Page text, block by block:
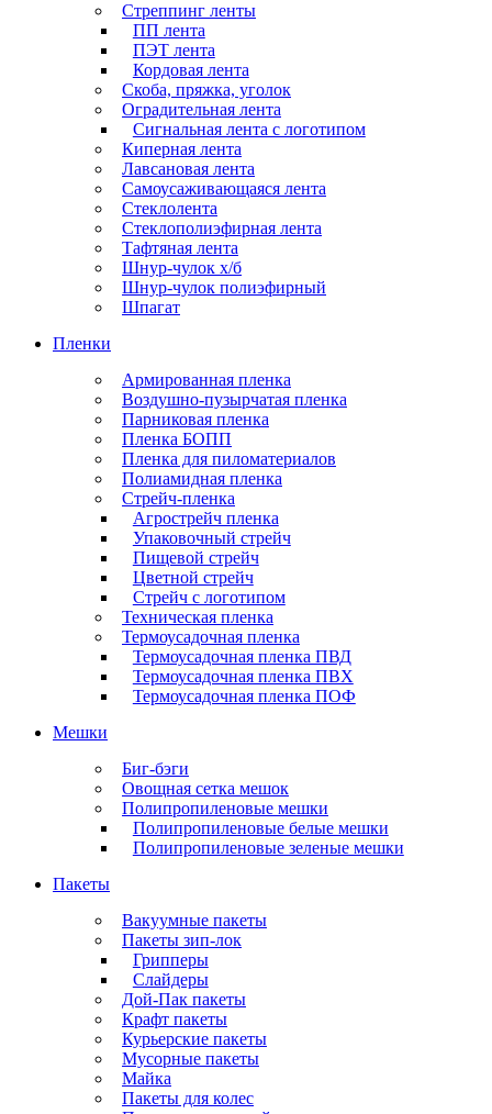
Стреппинг ленты
ПП лента
ПЭТ лента
Кордовая лента
Скоба, пряжка, уголок
Оградительная лента
Сигнальная лента с логотипом
Киперная лента
Лавсановая лента
Самоусаживающаяся лента
Стеклолента
Стеклополиэфирная лента
Тафтяная лента
Шнур-чулок х/б
Шнур-чулок полиэфирный
Шпагат
Пленки
Армированная пленка
Воздушно-пузырчатая пленка
Парниковая пленка
Пленка БОПП
Пленка для пиломатериалов
Полиамидная пленка
Стрейч-пленка
Агрострейч пленка
Упаковочный стрейч
Пищевой стрейч
Цветной стрейч
Стрейч с логотипом
Техническая пленка
Термоусадочная пленка
Термоусадочная пленка ПВД
Термоусадочная пленка ПВХ
Термоусадочная пленка ПОФ
Мешки
Биг-бэги
Овощная сетка мешок
Полипропиленовые мешки
Полипропиленовые белые мешки
Полипропиленовые зеленые мешки
Пакеты
Вакуумные пакеты
Пакеты зип-лок
Грипперы
Слайдеры
Дой-Пак пакеты
Крафт пакеты
Курьерские пакеты
Мусорные пакеты
Майка
Пакеты для колес